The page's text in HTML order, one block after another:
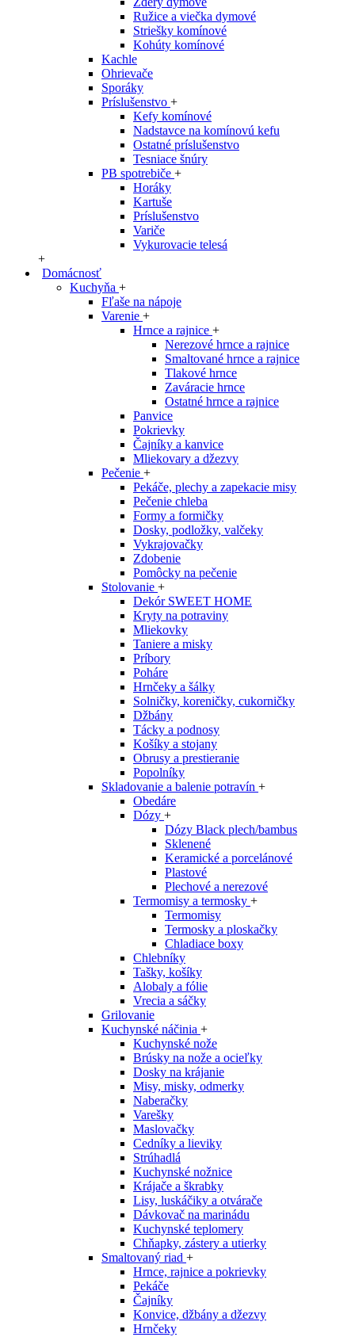
Ružice a viečka dymové
Striešky komínové
Kohúty komínové
Kachle
Ohrievače
Sporáky
Príslušenstvo +
Kefy komínové
Nadstavce na komínovú kefu
Ostatné príslušenstvo
Tesniace šnúry
PB spotrebiče +
Horáky
Kartuše
Príslušenstvo
Variče
Vykurovacie telesá
+
Domácnosť
Kuchyňa +
Fľaše na nápoje
Varenie +
Hrnce a rajnice +
Nerezové hrnce a rajnice
Smaltované hrnce a rajnice
Tlakové hrnce
Zaváracie hrnce
Ostatné hrnce a rajnice
Panvice
Pokrievky
Čajníky a kanvice
Mliekovary a džezvy
Pečenie +
Pekáče, plechy a zapekacie misy
Pečenie chleba
Formy a formičky
Dosky, podložky, valčeky
Vykrajovačky
Zdobenie
Pomôcky na pečenie
Stolovanie +
Dekór SWEET HOME
Kryty na potraviny
Mliekovky
Taniere a misky
Príbory
Poháre
Hrnčeky a šálky
Solničky, koreničky, cukorničky
Džbány
Tácky a podnosy
Košíky a stojany
Obrusy a prestieranie
Popolníky
Skladovanie a balenie potravín +
Obedáre
Dózy +
Dózy Black plech/bambus
Sklenené
Keramické a porcelánové
Plastové
Plechové a nerezové
Termomisy a termosky +
Termomisy
Termosky a ploskačky
Chladiace boxy
Chlebníky
Tašky, košíky
Alobaly a fólie
Vrecia a sáčky
Grilovanie
Kuchynské náčinia +
Kuchynské nože
Brúsky na nože a ocieľky
Dosky na krájanie
Misy, misky, odmerky
Naberačky
Varešky
Maslovačky
Cedníky a lieviky
Strúhadlá
Kuchynské nožnice
Krájače a škrabky
Lisy, luskáčiky a otvárače
Dávkovač na marinádu
Kuchynské teplomery
Chňapky, zástery a utierky
Smaltovaný riad +
Hrnce, rajnice a pokrievky
Pekáče
Čajníky
Konvice, džbány a džezvy
Hrnčeky